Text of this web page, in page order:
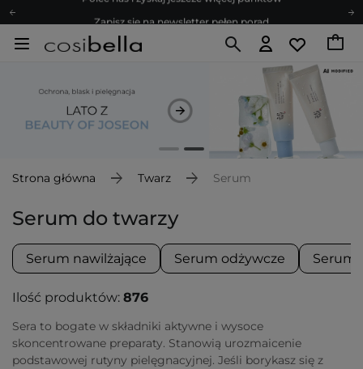
Bezpłatne konsultacje kosmetologiczne
Poleć nas i zyskaj jeszcze więcej punktów
Zapisz się na newsletter pełen porad
Strona główna Twarz Serum
Serum do twarzy
Serum nawilżające Serum odżywcze Serum
Ilość produktów: 876
Sera to bogate w składniki aktywne i wysoce
skoncentrowane preparaty. Stanowią urozmaicenie
podstawowej rutyny pielęgnacyjnej. Jeśli borykasz się z